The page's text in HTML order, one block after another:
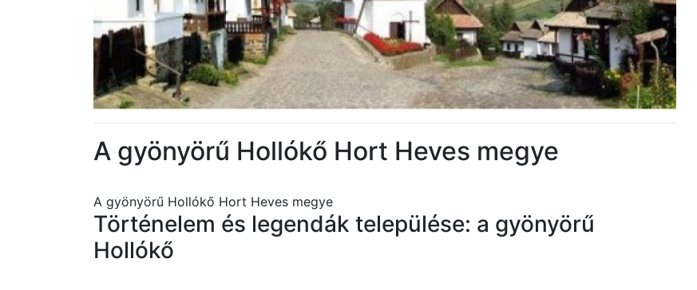
A gyönyörű Hollókő Hort Heves megye
A gyönyörű Hollókő Hort Heves megye
Történelem és legendák települése: a gyönyörű
Hollókő